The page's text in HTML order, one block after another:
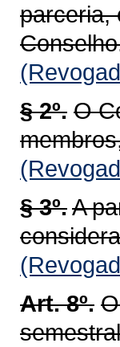
parceria,
§ 2º. O
§ 3º.A
Art. 8º.